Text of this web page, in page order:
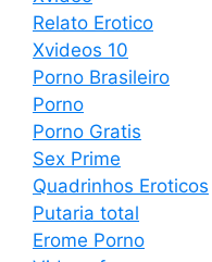
Relato Erotico
Xvideos 10
Porno Brasileiro
Porno
Porno Gratis
Sex Prime
Quadrinhos Eroticos
Putaria total
Erome Porno